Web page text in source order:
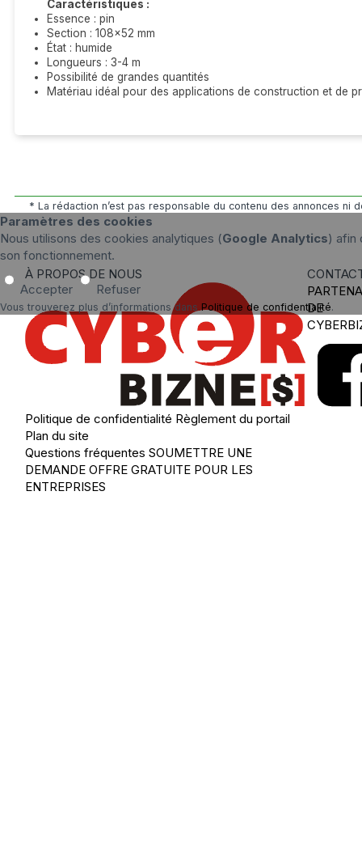
Caractéristiques :
Essence : pin
Section : 108x52 mm
État : humide
Longueurs : 3-4 m
Possibilité de grandes quantités
Matériau idéal pour des applications de construction et de
* La rédaction n’est pas responsable du contenu des annonces ni
Paramètres des cookies
Nous utilisons des cookies analytiques (Google Analytics) afin
son fonctionnement.
Accepter Refuser
Vous trouverez plus d’informations dansPolitique de confidentialité.
À PROPOS DE NOUS
Politique de confidentialité Règlement du portail
Plan du site
Questions fréquentes SOUMETTRE UNE
DEMANDE OFFRE GRATUITE POUR LES
ENTREPRISES
DE